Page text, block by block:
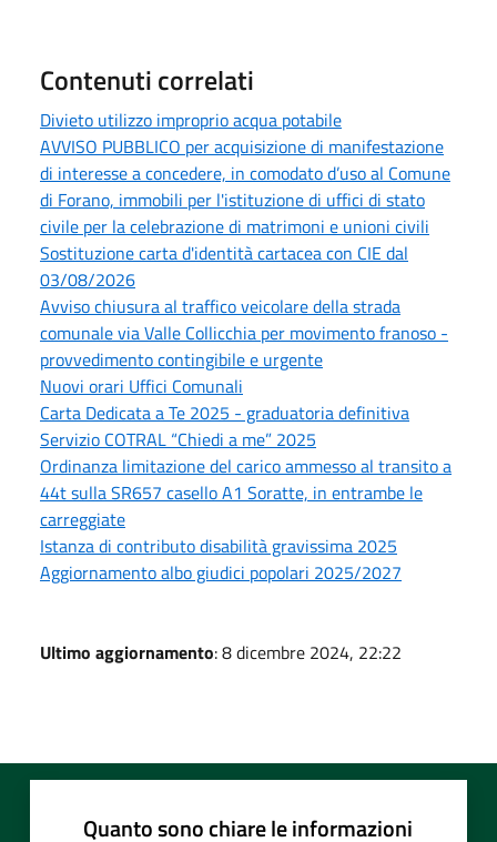
Contenuti correlati
Divieto utilizzo improprio acqua potabile
AVVISO PUBBLICO per acquisizione di manifestazione
di interesse a concedere, in comodato d’uso al Comune
di Forano, immobili per l'istituzione di uffici di stato
civile per la celebrazione di matrimoni e unioni civili
Sostituzione carta d'identità cartacea con CIE dal
03/08/2026
Avviso chiusura al traffico veicolare della strada
comunale via Valle Collicchia per movimento franoso -
provvedimento contingibile e urgente
Nuovi orari Uffici Comunali
Carta Dedicata a Te 2025 - graduatoria definitiva
Servizio COTRAL “Chiedi a me” 2025
Ordinanza limitazione del carico ammesso al transito a
44t sulla SR657 casello A1 Soratte, in entrambe le
carreggiate
Istanza di contributo disabilità gravissima 2025
Aggiornamento albo giudici popolari 2025/2027
Ultimo aggiornamento: 8 dicembre 2024, 22:22
Quanto sono chiare le informazioni